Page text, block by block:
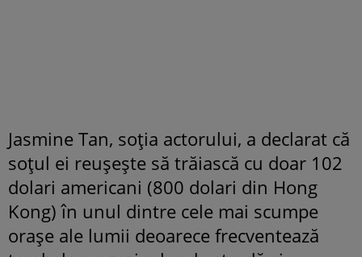
Jasmine Tan, soția actorului, a declarat că
soțul ei reușește să trăiască cu doar 102
dolari americani (800 dolari din Hong
Kong) în unul dintre cele mai scumpe
orașe ale lumii deoarece frecventează